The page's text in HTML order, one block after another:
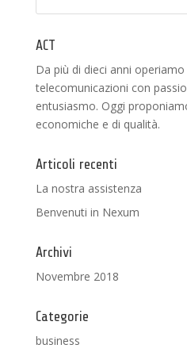
ACT
Da più di dieci anni
telecomunicazioni con
entusiasmo. Oggi
economiche e di qualità.
Articoli recenti
La nostra assistenza
Benvenuti in Nexum
Archivi
Novembre 2018
Categorie
business